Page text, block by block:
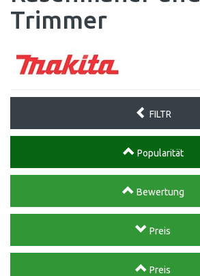
Trimmer
FILTR
Popularität
Bewertung
Preis
Preis